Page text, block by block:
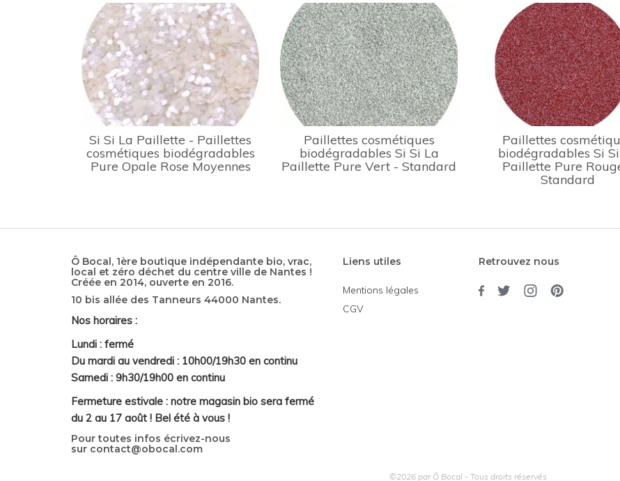
Si Si La Paillette - Paillettes
cosmétiques biodégradables
Pure Opale Rose Moyennes
Paillettes cosmétiques
biodégradables Si Si La
Paillette Pure Vert - Standard
Paillettes
biodégradables Si
Paillette Pure
Standard
Ô Bocal, 1ère boutique indépendante bio, vrac,
local et zéro déchet du centre ville de Nantes !
Créée en 2014, ouverte en 2016.
10 bis allée des Tanneurs 44000 Nantes.
Nos horaires :
Lundi : fermé
Du mardi au vendredi : 10h00/19h30 en continu
Samedi : 9h30/19h00 en continu
Fermeture estivale : notre magasin bio sera fermé
du 2 au 17 août ! Bel été à vous !
Pour toutes infos écrivez-nous
sur contact@obocal.com
Liens utiles
Mentions légales
CGV
Retrouvez nous
©2026 par Ô Bocal - Tous droits réservés